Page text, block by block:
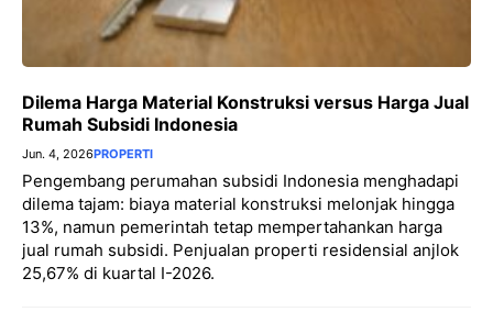
Dilema Harga Material Konstruksi versus Harga Jual
Rumah Subsidi Indonesia
Jun. 4, 2026PROPERTI
Pengembang perumahan subsidi Indonesia menghadapi
dilema tajam: biaya material konstruksi melonjak hingga
13%, namun pemerintah tetap mempertahankan harga
jual rumah subsidi. Penjualan properti residensial anjlok
25,67% di kuartal I-2026.